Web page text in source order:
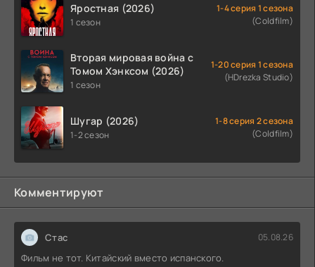
Яростная (2026)
1 сезон
1-4 серия 1 сезона
(Coldfilm)
Вторая мировая война с
Томом Хэнксом (2026)
1 сезон
1-20 серия 1 сезона
(HDrezka Studio)
Шугар (2026)
1-2 сезон
1-8 серия 2 сезона
(Coldfilm)
Комментируют
Стас 05.08.26
Фильм не тот. Китайский вместо испанского.